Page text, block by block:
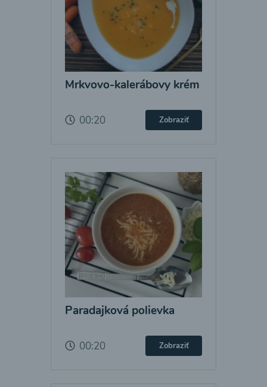
Mrkvovo-kalerábovy krém
00:20 Zobraziť
Paradajková polievka
00:20 Zobraziť